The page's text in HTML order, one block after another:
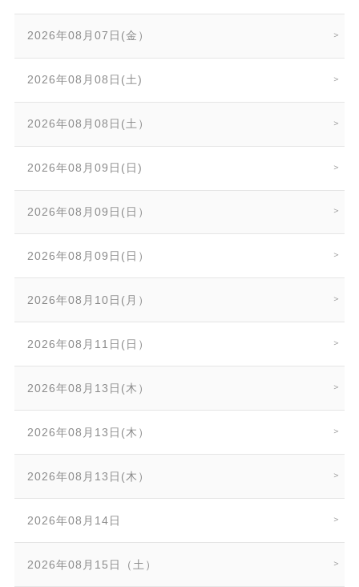
2026年08月07日(金）
2026年08月08日(土)
2026年08月08日(土）
2026年08月09日(日)
2026年08月09日(日）
2026年08月09日(日）
2026年08月10日(月）
2026年08月11日(日）
2026年08月13日(木）
2026年08月13日(木）
2026年08月13日(木）
2026年08月14日
2026年08月15日（土）